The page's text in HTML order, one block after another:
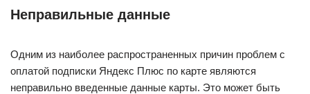
Неправильные данные
Одним из наиболее распространенных причин проблем с
оплатой подписки Яндекс Плюс по карте являются
неправильно введенные данные карты. Это может быть